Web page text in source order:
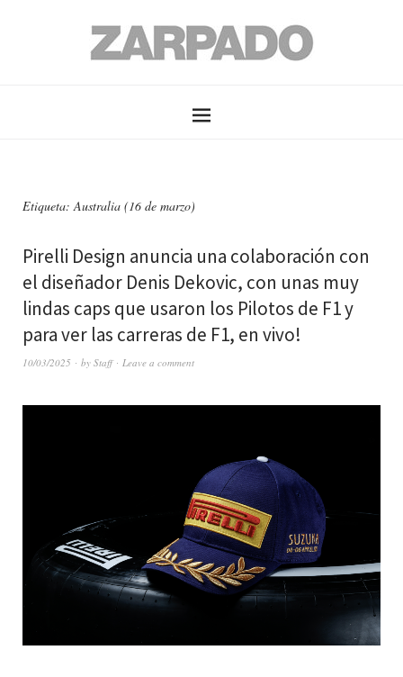
Etiqueta: Australia (16 de marzo)
Pirelli Design anuncia una colaboración con
el diseñador Denis Dekovic, con unas muy
lindas caps que usaron los Pilotos de F1 y
para ver las carreras de F1, en vivo!
10/03/2025 by Staff Leave a comment